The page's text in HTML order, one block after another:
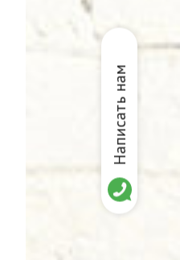
Написать нам